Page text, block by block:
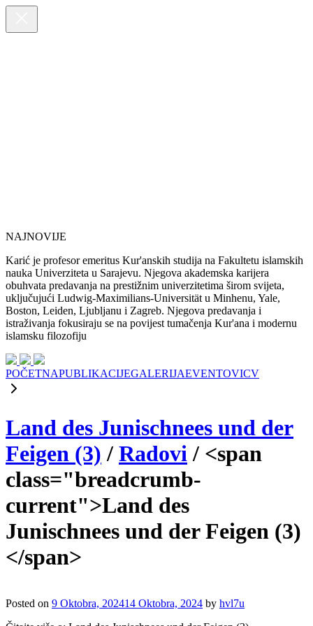
NAJNOVIJE
Karić je profesor emeritus Kur'anskih studija na Fakultetu islamskih
nauka Univerziteta u Sarajevu. Njegova akademska karijera
obuhvata predavanja na prestižnim univerzitetima širom svijeta,
uključujući Ludwig-Maximilians-Universität u Minhenu, Yale,
Boston, Leiden, Ljubljanu i Zagreb. Njegova predavanja i
istraživanja fokusiraju se na povijest tumačenja Kur'ana i modernu
islamsku filozofiju
POČETNAPUBLIKACIJEGALERIJAEVENTOVICV
Land des Junischnees und der
Feigen (3) / Radovi / <span
class="breadcrumb-
current">Land des
Junischnees und der Feigen (3)
</span>
Posted on 9 Oktobra, 202414 Oktobra, 2024 by hvl7u